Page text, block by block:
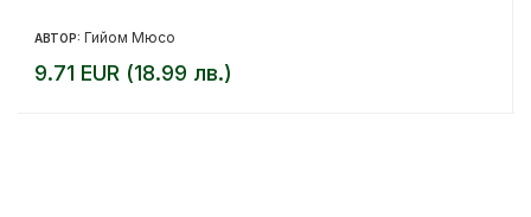
АВТОР: Гийом Мюсо
9.71 EUR (18.99 лв.)